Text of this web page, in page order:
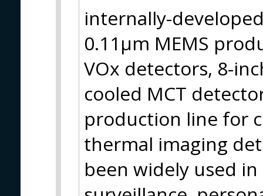
internally-
0.11μm MEMS
VOx detectors, 8-
cooled MCT
production line for
thermal imaging
been widely used